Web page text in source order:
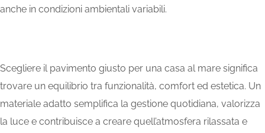
anche in condizioni ambientali variabili.
Scegliere il pavimento giusto per una casa al mare significa
trovare un equilibrio tra funzionalità, comfort ed estetica. Un
materiale adatto semplifica la gestione quotidiana, valorizza
la luce e contribuisce a creare quell’atmosfera rilassata e